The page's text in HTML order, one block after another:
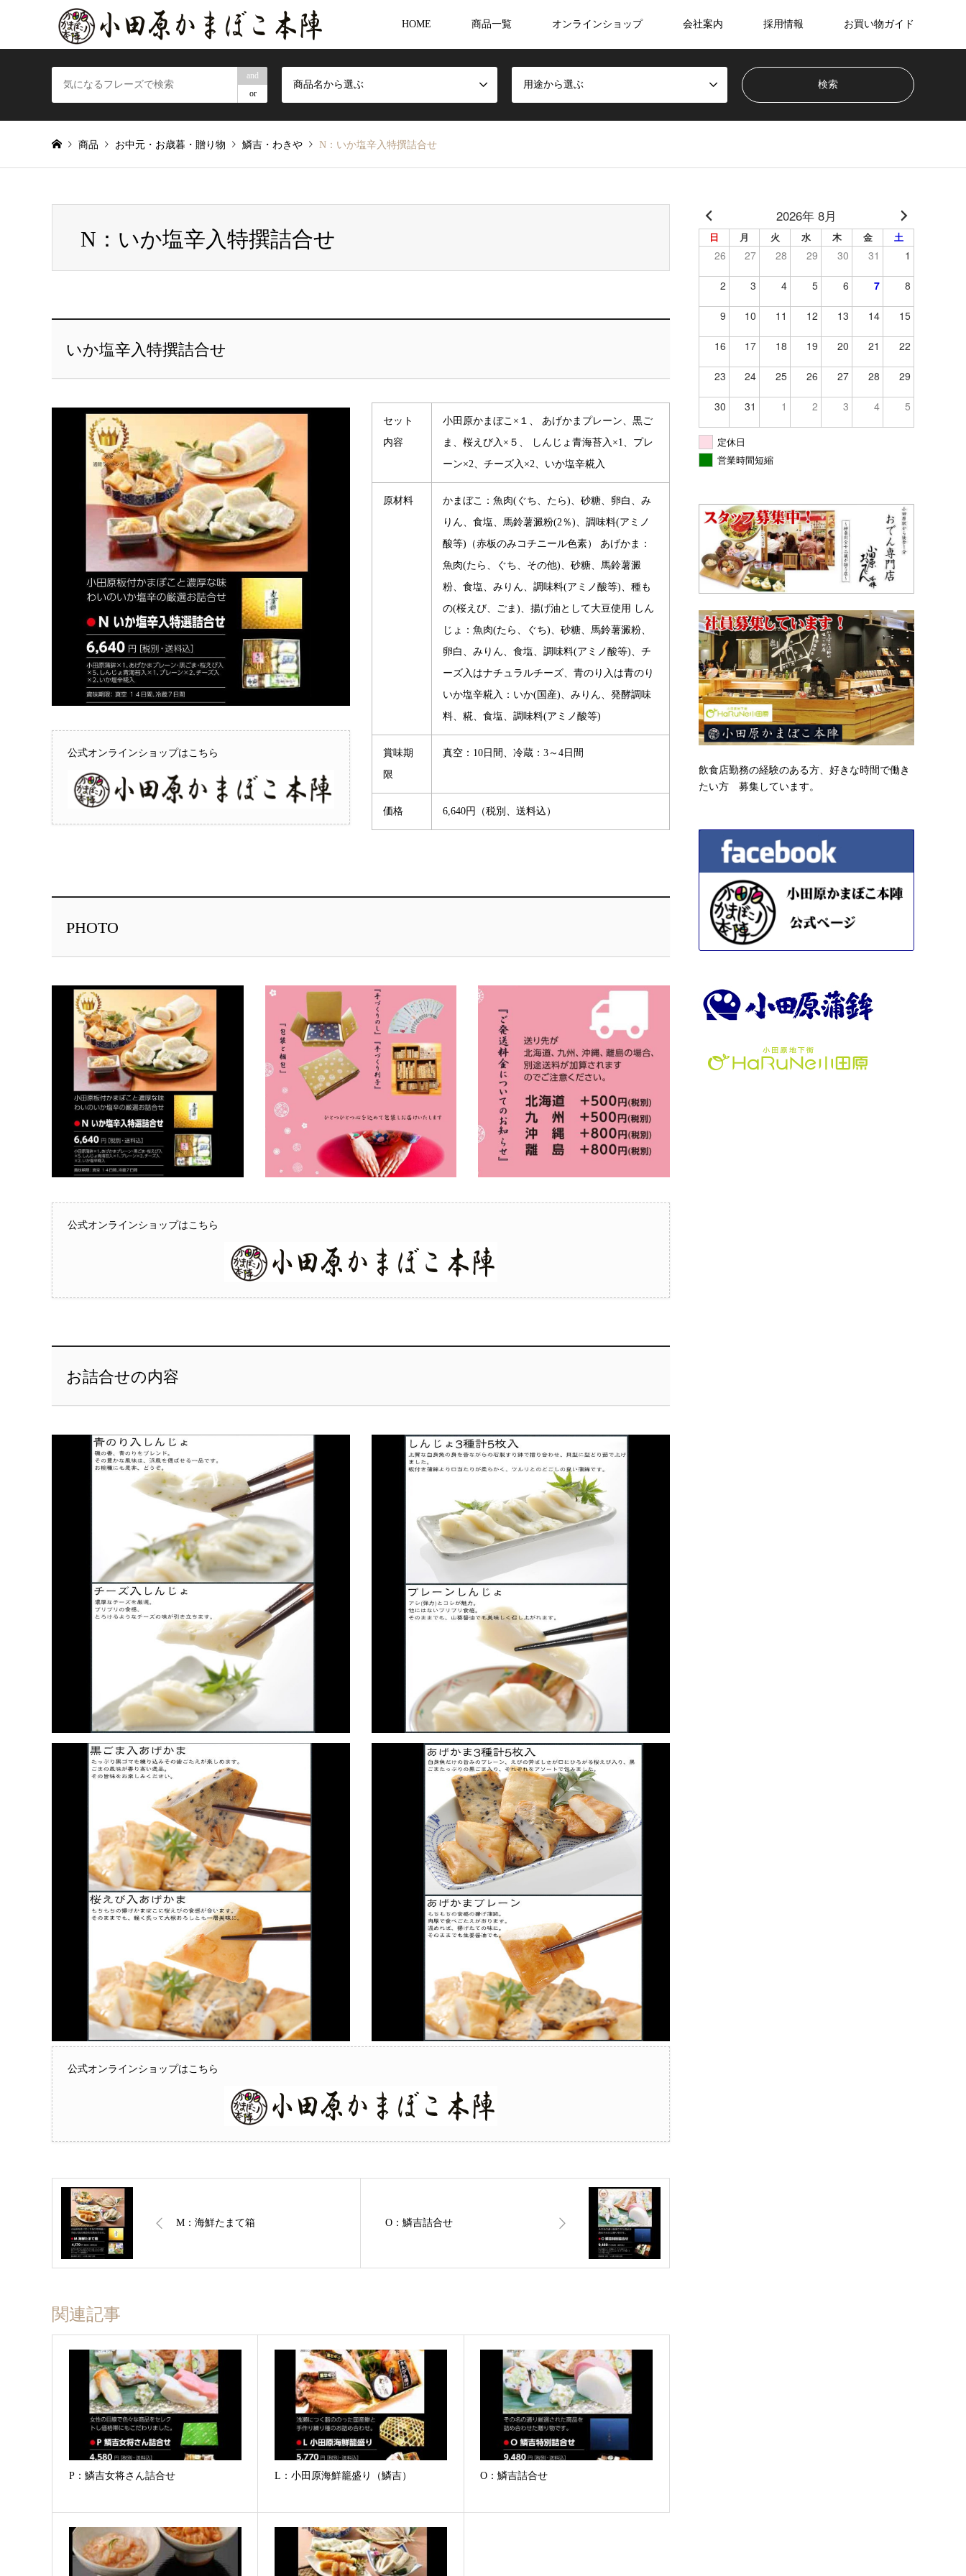
HOME 商品一覧 オンラインショップ 会社案内 採用情報 お買い物ガイド
and
or
商品名から選ぶ 用途から選ぶ
商品 お中元・お歳暮・贈り物 鱗吉・わきや N：いか塩辛入特撰詰合せ
N：いか塩辛入特撰詰合せ
いか塩辛入特撰詰合せ
公式オンラインショップはこちら
セット
内容
小田原かまぼこ×１、 あげかまプレーン、黒ご
ま、桜えび入×５、 しんじょ青海苔入×1、プレ
ーン×2、チーズ入×2、いか塩辛糀入
原材料
かまぼこ：魚肉(ぐち、たら)、砂糖、卵白、み
りん、食塩、馬鈴薯澱粉(2％)、調味料(アミノ
酸等)（赤板のみコチニール色素） あげかま：
魚肉(たら、ぐち、その他)、砂糖、馬鈴薯澱
粉、食塩、みりん、調味料(アミノ酸等)、種も
の(桜えび、ごま)、揚げ油として大豆使用 しん
じょ：魚肉(たら、ぐち)、砂糖、馬鈴薯澱粉、
卵白、みりん、食塩、調味料(アミノ酸等)、チ
ーズ入はナチュラルチーズ、青のり入は青のり
いか塩辛糀入：いか(国産)、みりん、発酵調味
料、糀、食塩、調味料(アミノ酸等)
賞味期
限
真空：10日間、冷蔵：3～4日間
価格 6,640円（税別、送料込）
PHOTO
公式オンラインショップはこちら
お詰合せの内容
公式オンラインショップはこちら
M：海鮮たまて箱 O：鱗吉詰合せ
関連記事
P：鱗吉女将さん詰合せ L：小田原海鮮籠盛り（鱗吉） O：鱗吉詰合せ
2026年 8月
日 月 火 水 木 金 土
26 27 28 29 30 31 1
2 3 4 5 6 7 8
9 10 11 12 13 14 15
16 17 18 19 20 21 22
23 24 25 26 27 28 29
30 31 1 2 3 4 5
定休日
営業時間短縮
飲食店勤務の経験のある方、好きな時間で働き
たい方 募集しています。